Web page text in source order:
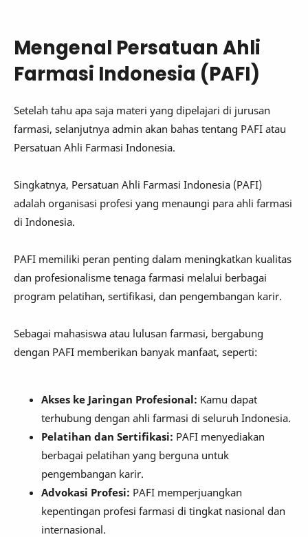
Mengenal Persatuan Ahli
Farmasi Indonesia (PAFI)
Setelah tahu apa saja materi yang dipelajari di jurusan
farmasi, selanjutnya admin akan bahas tentang PAFI atau
Persatuan Ahli Farmasi Indonesia.
Singkatnya, Persatuan Ahli Farmasi Indonesia (PAFI)
adalah organisasi profesi yang menaungi para ahli farmasi
di Indonesia.
PAFI memiliki peran penting dalam meningkatkan kualitas
dan profesionalisme tenaga farmasi melalui berbagai
program pelatihan, sertifikasi, dan pengembangan karir.
Sebagai mahasiswa atau lulusan farmasi, bergabung
dengan PAFI memberikan banyak manfaat, seperti:
Akses ke Jaringan Profesional: Kamu dapat
terhubung dengan ahli farmasi di seluruh Indonesia.
Pelatihan dan Sertifikasi: PAFI menyediakan
berbagai pelatihan yang berguna untuk
pengembangan karir.
Advokasi Profesi: PAFI memperjuangkan
kepentingan profesi farmasi di tingkat nasional dan
internasional.